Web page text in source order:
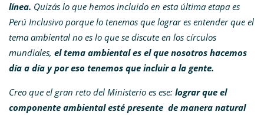
línea. Quizás lo que hemos incluido en esta última etapa es
Perú Inclusivo porque lo tenemos que lograr es entender que el
tema ambiental no es lo que se discute en los círculos
mundiales, el tema ambiental es el que nosotros hacemos
día a día y por eso tenemos que incluir a la gente.
Creo que el gran reto del Ministerio es ese: lograr que el
componente ambiental esté presente de manera natural